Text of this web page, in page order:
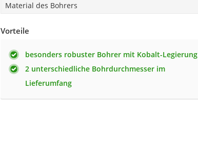
Material des Bohrers
Vorteile
besonders robuster Bohrer mit Kobalt-Legierung
2 unterschiedliche Bohrdurchmesser im
Lieferumfang